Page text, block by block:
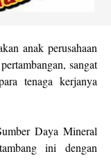
anak perusahaan
sangat
tenaga kerjanya
Daya Mineral
ini dengan